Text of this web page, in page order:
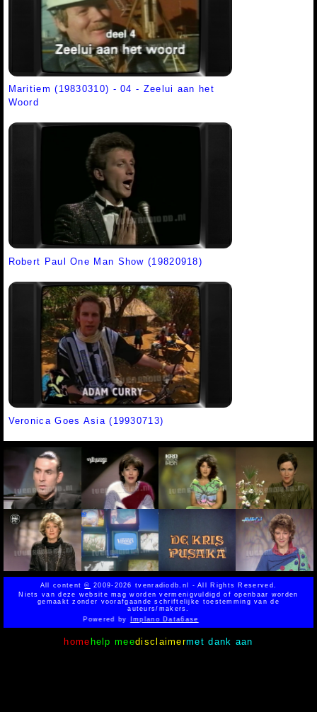
Maritiem (19830310) - 04 - Zeelui aan het
Woord
Robert Paul One Man Show (19820918)
Veronica Goes Asia (19930713)
All content© 2009-2026 tvenradiodb.nl - All Rights Reserved.
Niets van deze website mag worden vermenigvuldigd of openbaar worden
gemaakt zonder voorafgaande schriftelijke toestemming van de
auteurs/makers.
Powered by Implano Data6ase
home help meedisclaimermet dank aan